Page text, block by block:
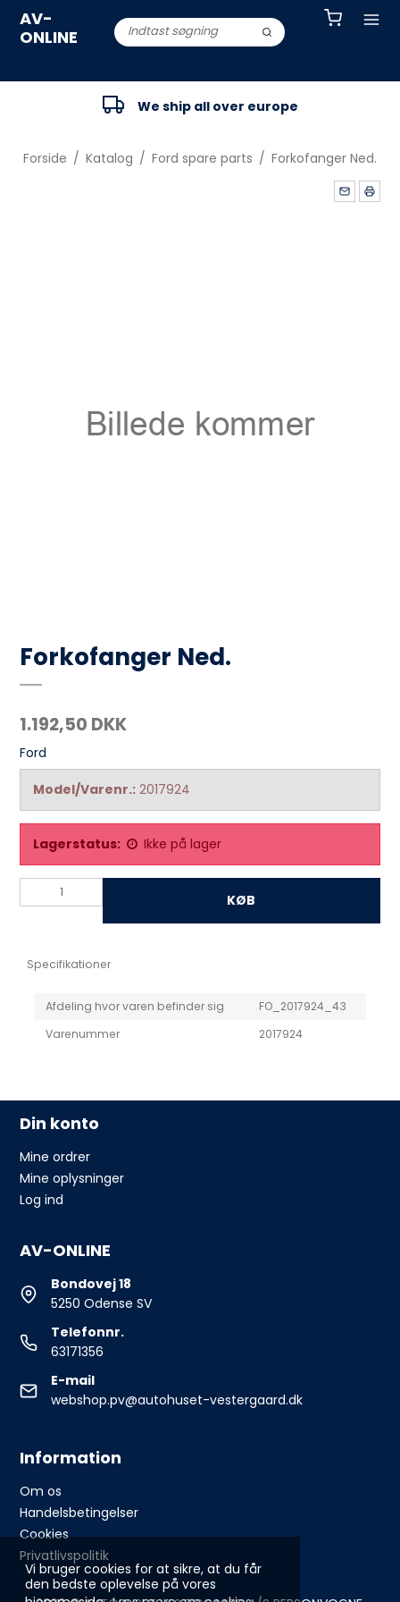
Vi bruger cookies for at sikre, at du får
den bedste oplevelse på vores
AV-
ONLINE
We ship all over europe
Forside / Katalog / Ford spare parts / Forkofanger Ned.
Forkofanger Ned.
1.192,50 DKK
Ford
Model/Varenr.: 2017924
Lagerstatus: Ikke på lager
KØB
Specifikationer
Afdeling hvor varen befinder sig
FO_2017924_43
Varenummer
2017924
Din konto
Mine ordrer
Mine oplysninger
Log ind
AV-ONLINE
Bondovej 18
5250 Odense SV
Telefonnr.
63171356
E-mail
webshop.pv@autohuset-vestergaard.dk
Information
Om os
Handelsbetingelser
Cookies
Privatlivspolitik